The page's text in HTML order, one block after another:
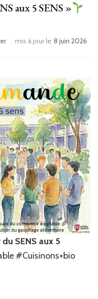
aux 5 SENS »
mis à jour le 8 juin 2026
SENS aux 5
#Cuisinons+bio